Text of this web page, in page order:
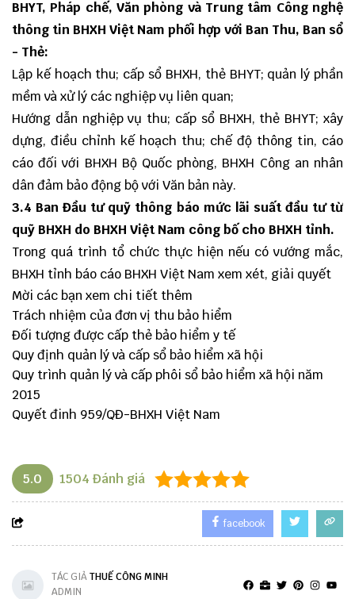
BHYT, Pháp chế, Văn phòng và Trung tâm Công nghệ
thông tin BHXH Việt Nam phối hợp với Ban Thu, Ban sổ
- Thẻ:
Lập kế hoạch thu; cấp sổ BHXH, thẻ BHYT; quản lý phần
mềm và xử lý các nghiệp vụ liên quan;
Hướng dẫn nghiệp vụ thu; cấp sổ BHXH, thẻ BHYT; xây
dựng, điều chỉnh kế hoạch thu; chế độ thông tin, cáo
cáo đối với BHXH Bộ Quốc phòng, BHXH Công an nhân
dân đảm bảo động bộ với Văn bản này.
3.4 Ban Đầu tư quỹ thông báo mức lãi suất đầu tư từ
quỹ BHXH do BHXH Việt Nam công bố cho BHXH tỉnh.
Trong quá trình tổ chức thực hiện nếu có vướng mắc,
BHXH tỉnh báo cáo BHXH Việt Nam xem xét, giải quyết
Mời các bạn xem chi tiết thêm
Trách nhiệm của đơn vị thu bảo hiểm
Đối tượng được cấp thẻ bảo hiểm y tế
Quy định quản lý và cấp sổ bảo hiểm xã hội
Quy trình quản lý và cấp phôi sổ bảo hiểm xã hội năm
2015
Quyết đinh 959/QĐ-BHXH Việt Nam
5.0 1504 Đánh giá
facebook
TÁC GIẢTHUẾ CÔNG MINH
ADMIN